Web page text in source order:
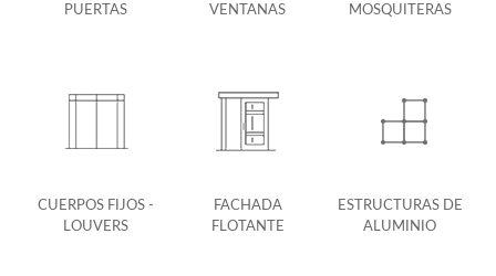
PUERTAS VENTANAS MOSQUITERAS
CUERPOS FIJOS -
LOUVERS
FACHADA
FLOTANTE
ESTRUCTURAS DE
ALUMINIO